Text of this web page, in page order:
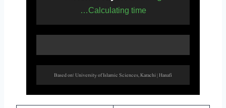
Calculating time…
Based on: University of Islamic Sciences, Karachi | Hanafi